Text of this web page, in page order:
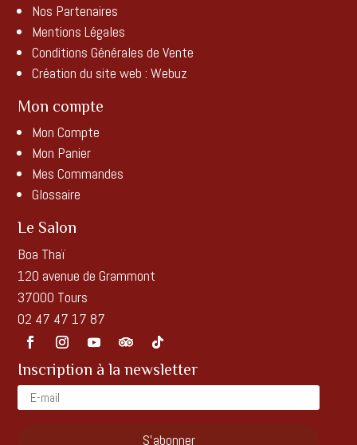
Nos Partenaires
Mentions Légales
Conditions Générales de Vente
Création du site web :Webuz
Mon compte
Mon Compte
Mon Panier
Mes Commandes
Glossaire
Le Salon
Boa Thaï
120 avenue de Grammont
37000 Tours
02 47 47 17 87
Inscription à la newsletter
S'abonner